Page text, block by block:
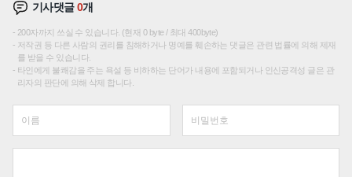
기사댓글0개
200자까지 쓰실 수 있습니다. (현재 0 byte / 최대 400byte)
저작권 등 다른 사람의 권리를 침해하거나 명예를 훼손하는 댓글은 관련 법률에 의해 제재
를 받을 수 있습니다.
타인에게 불쾌감을 주는 욕설 등 비하하는 단어가 내용에 포함되거나 인신공격성 글은 관
리자의 판단에 의해 삭제 합니다.